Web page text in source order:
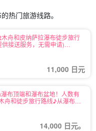
热门旅游线路。
舟和皮纳萨拉瀑布徒步旅行
接送服务，无需申请)
11,000 日元
布顶端和瀑布盆地！人数有
舟和徒步旅行路线♪从瀑布顶
象深刻♪附带午餐（12号）
14,000 日元。